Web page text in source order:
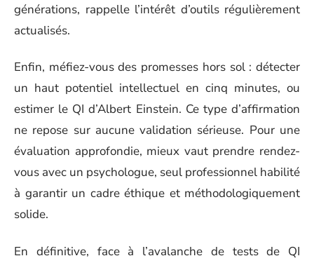
générations, rappelle l’intérêt d’outils régulièrement
actualisés.
Enfin, méfiez-vous des promesses hors sol : détecter
un haut potentiel intellectuel en cinq minutes, ou
estimer le QI d’Albert Einstein. Ce type d’affirmation
ne repose sur aucune validation sérieuse. Pour une
évaluation approfondie, mieux vaut prendre rendez-
vous avec un psychologue, seul professionnel habilité
à garantir un cadre éthique et méthodologiquement
solide.
En définitive, face à l’avalanche de tests de QI